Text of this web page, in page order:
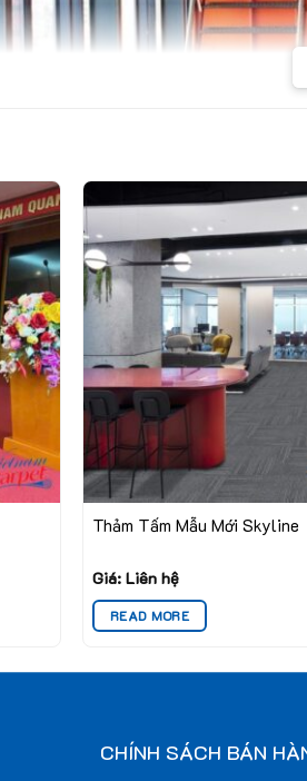
Thảm Tấm Mẫu Mới Skyline
Giá: Liên hệ
READ MORE
CHÍNH SÁCH BÁN